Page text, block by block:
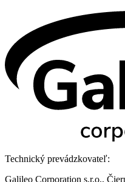
Technický prevádzkovateľ:
Galileo Corporation s.r.o.,